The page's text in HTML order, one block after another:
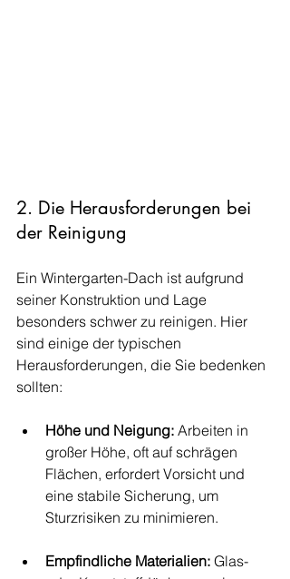
2. Die Herausforderungen bei
der Reinigung
Ein Wintergarten-Dach ist aufgrund
seiner Konstruktion und Lage
besonders schwer zu reinigen. Hier
sind einige der typischen
Herausforderungen, die Sie bedenken
sollten:
Höhe und Neigung: Arbeiten in
großer Höhe, oft auf schrägen
Flächen, erfordert Vorsicht und
eine stabile Sicherung, um
Sturzrisiken zu minimieren.
Empfindliche Materialien: Glas-